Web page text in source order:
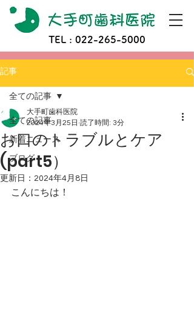
TEL : 022-265-5000
記事
全ての記事
新着ニュース
ブログ
全ての記事
お口のトラブルとケア
(part5）
大手町歯科医院
2024年3月25日 読了時間: 3分
更新日： 2024年4月8日
こんにちは！